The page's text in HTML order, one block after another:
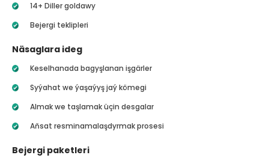
14+ Diller goldawy
Bejergi teklipleri
Näsaglara ideg
Keselhanada bagyşlanan işgärler
Syýahat we ýaşaýyş jaý kömegi
Almak we taşlamak üçin desgalar
Aňsat resminamalaşdyrmak prosesi
Bejergi paketleri